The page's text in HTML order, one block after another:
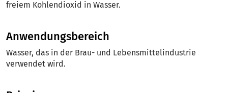
freiem Kohlendioxid in Wasser.
Anwendungsbereich
Wasser, das in der Brau- und Lebensmittelindustrie
verwendet wird.